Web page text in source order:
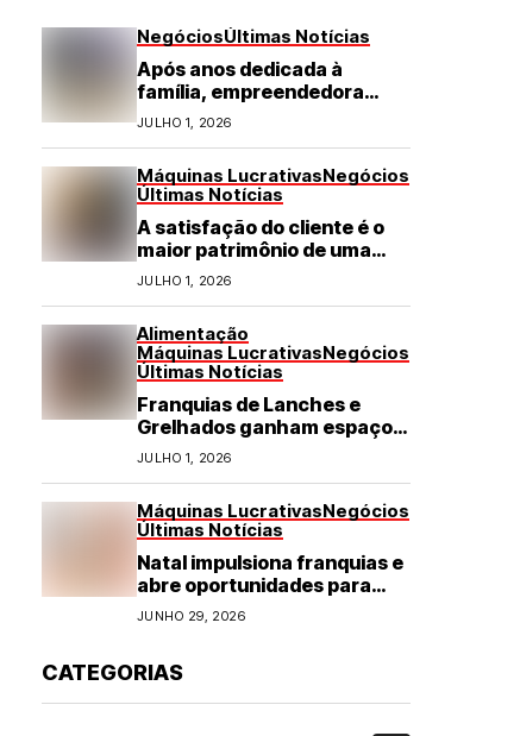
NegóciosÚltimas Notícias
Após anos dedicada à
família, empreendedora
transforma franquia de
turismo em negócio de
JULHO 1, 2026
Máquinas LucrativasNegócios
Últimas Notícias
A satisfação do cliente é o
maior patrimônio de uma
franquia
JULHO 1, 2026
Alimentação
Máquinas LucrativasNegócios
Últimas Notícias
Franquias de Lanches e
Grelhados ganham espaço
com demanda por refeições
rápidas e de qualidade
JULHO 1, 2026
Máquinas LucrativasNegócios
Últimas Notícias
Natal impulsiona franquias e
abre oportunidades para
diversos segmentos do
JUNHO 29, 2026
CATEGORIAS